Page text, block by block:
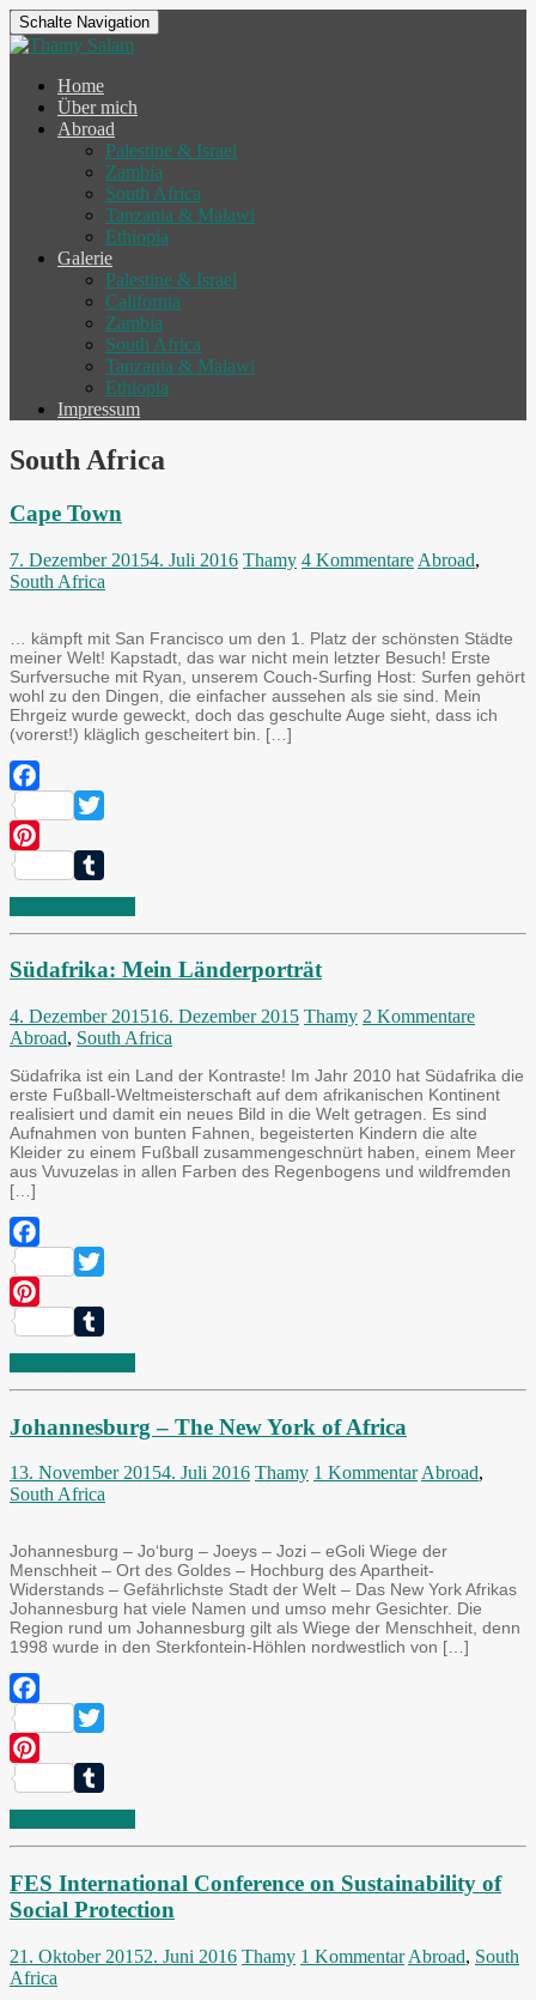
Schalte Navigation
Home
Über mich
Abroad
Palestine & Israel
Zambia
South Africa
Tanzania & Malawi
Ethiopia
Galerie
Palestine & Israel
California
Zambia
South Africa
Tanzania & Malawi
Ethiopia
Impressum
South Africa
Cape Town
7. Dezember 20154. Juli 2016 Thamy 4 Kommentare Abroad,
South Africa
… kämpft mit San Francisco um den 1. Platz der schönsten Städte
meiner Welt! Kapstadt, das war nicht mein letzter Besuch! Erste
Surfversuche mit Ryan, unserem Couch-Surfing Host: Surfen gehört
wohl zu den Dingen, die einfacher aussehen als sie sind. Mein
Ehrgeiz wurde geweckt, doch das geschulte Auge sieht, dass ich
(vorerst!) kläglich gescheitert bin. […]
Facebook
Twitter
Pinterest
Tumblr
Südafrika: Mein Länderporträt
4. Dezember 201516. Dezember 2015 Thamy 2 Kommentare
Abroad, South Africa
Südafrika ist ein Land der Kontraste! Im Jahr 2010 hat Südafrika die
erste Fußball-Weltmeisterschaft auf dem afrikanischen Kontinent
realisiert und damit ein neues Bild in die Welt getragen. Es sind
Aufnahmen von bunten Fahnen, begeisterten Kindern die alte
Kleider zu einem Fußball zusammengeschnürt haben, einem Meer
aus Vuvuzelas in allen Farben des Regenbogens und wildfremden
[…]
Facebook
Twitter
Pinterest
Tumblr
Johannesburg – The New York of Africa
13. November 20154. Juli 2016 Thamy 1 KommentarAbroad,
South Africa
Johannesburg – Jo‘burg – Joeys – Jozi – eGoli Wiege der
Menschheit – Ort des Goldes – Hochburg des Apartheit-
Widerstands – Gefährlichste Stadt der Welt – Das New York Afrikas
Johannesburg hat viele Namen und umso mehr Gesichter. Die
Region rund um Johannesburg gilt als Wiege der Menschheit, denn
1998 wurde in den Sterkfontein-Höhlen nordwestlich von […]
Facebook
Twitter
Pinterest
Tumblr
FES International Conference on Sustainability of
Social Protection
21. Oktober 20152. Juni 2016 Thamy 1 Kommentar Abroad, South
Africa